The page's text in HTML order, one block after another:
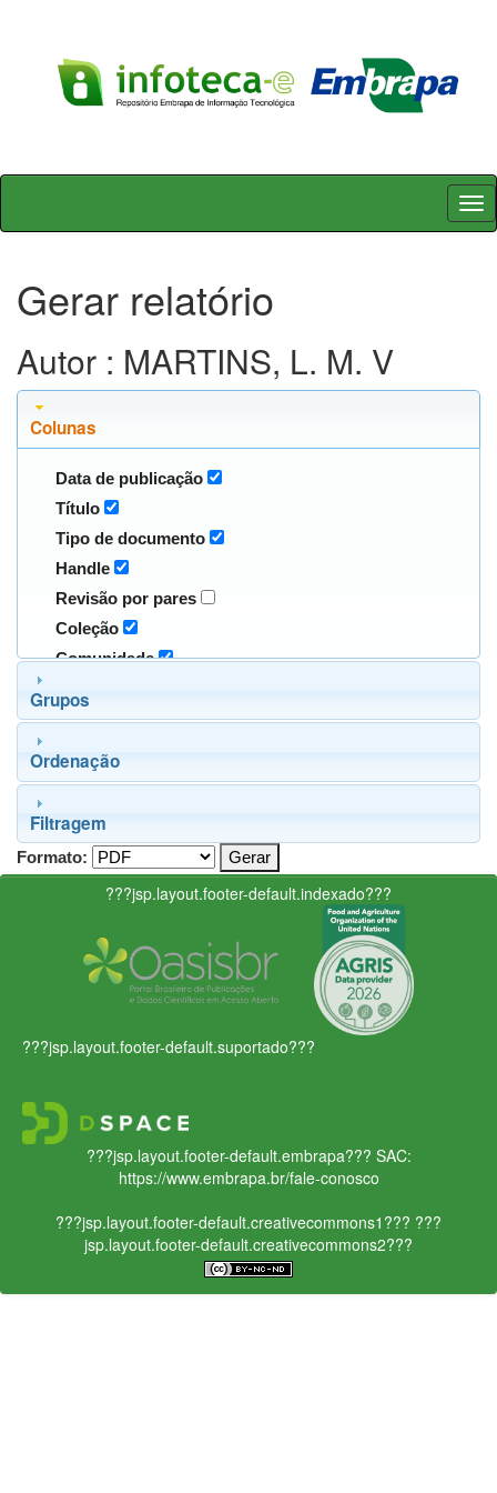
Skip
Gerar relatório
Autor : MARTINS, L. M. V
Colunas
Data de publicação
Título
Tipo de documento
Handle
Revisão por pares
Coleção
Comunidade
Grupos
Ordenação
Filtragem
Formato:
???jsp.layout.footer-default.indexado???
???jsp.layout.footer-default.suportado???
???jsp.layout.footer-default.embrapa??? SAC:
https://www.embrapa.br/fale-conosco
???jsp.layout.footer-default.creativecommons1??? ???
jsp.layout.footer-default.creativecommons2???